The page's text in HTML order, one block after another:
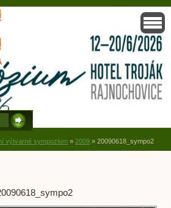
spolek, Držková
výtvarné sympozium » 2009 » 20090618_sympo2